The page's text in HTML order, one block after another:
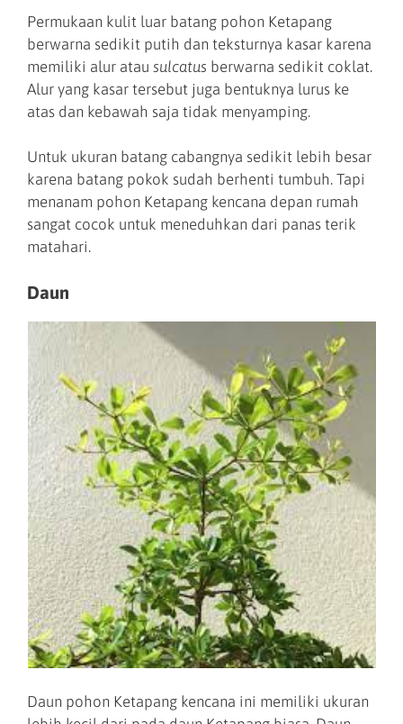
Permukaan kulit luar batang pohon Ketapang
berwarna sedikit putih dan teksturnya kasar karena
memiliki alur atau sulcatus berwarna sedikit coklat.
Alur yang kasar tersebut juga bentuknya lurus ke
atas dan kebawah saja tidak menyamping.
Untuk ukuran batang cabangnya sedikit lebih besar
karena batang pokok sudah berhenti tumbuh. Tapi
menanam pohon Ketapang kencana depan rumah
sangat cocok untuk meneduhkan dari panas terik
matahari.
Daun
Daun pohon Ketapang kencana ini memiliki ukuran